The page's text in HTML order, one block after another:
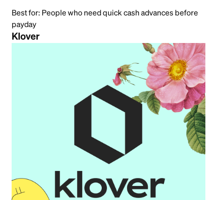
Best for: People who need quick cash advances before
payday
Klover